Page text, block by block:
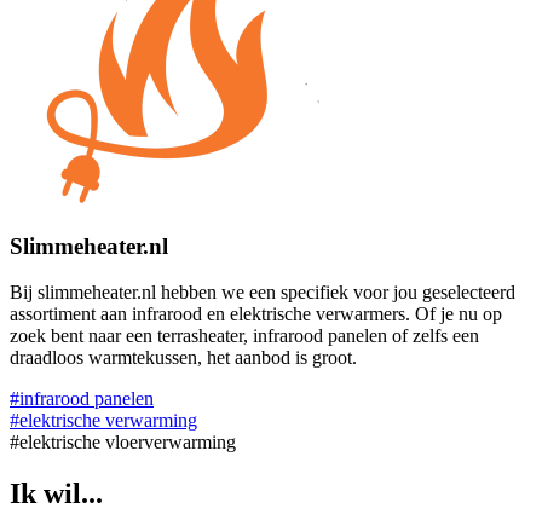
Slimmeheater.nl
Bij slimmeheater.nl hebben we een specifiek voor jou geselecteerd
assortiment aan infrarood en elektrische verwarmers. Of je nu op
zoek bent naar een terrasheater, infrarood panelen of zelfs een
draadloos warmtekussen, het aanbod is groot.
#infrarood panelen
#elektrische verwarming
#elektrische vloerverwarming
Ik wil...